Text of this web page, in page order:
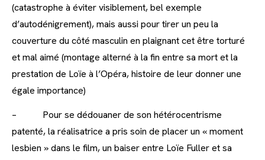
(catastrophe à éviter visiblement, bel exemple
d’autodénigrement), mais aussi pour tirer un peu la
couverture du côté masculin en plaignant cet être torturé
et mal aimé (montage alterné à la fin entre sa mort et la
prestation de Loïe à l’Opéra, histoire de leur donner une
égale importance)
– Pour se dédouaner de son hétérocentrisme
patenté, la réalisatrice a pris soin de placer un « moment
lesbien » dans le film, un baiser entre Loïe Fuller et sa